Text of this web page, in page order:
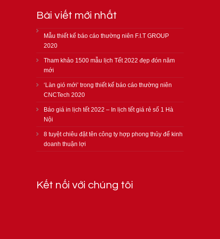
Bài viết mới nhất
Mẫu thiết kế báo cáo thường niên F.I.T GROUP
2020
Tham khảo 1500 mẫu lịch Tết 2022 đẹp đón năm
mới
‘Làn gió mới’ trong thiết kế báo cáo thường niên
CNCTech 2020
Báo giá in lịch tết 2022 – In lịch tết giá rẻ số 1 Hà
Nội
8 tuyệt chiêu đặt tên công ty hợp phong thủy để kinh
doanh thuận lợi
Kết nối với chúng tôi